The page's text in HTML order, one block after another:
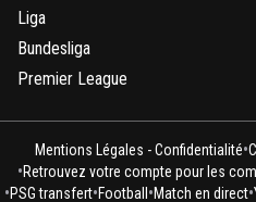
Liga
Bundesliga
Premier League
Mentions Légales - Confidentialité•
•Retrouvez votre compte pour les
•PSG transfert•Football •Match en direct•